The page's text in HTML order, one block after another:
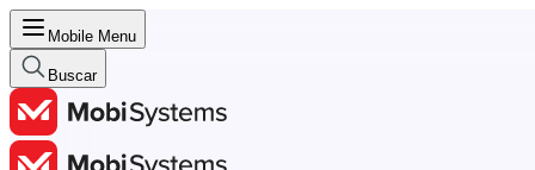
Mobile Menu
Buscar